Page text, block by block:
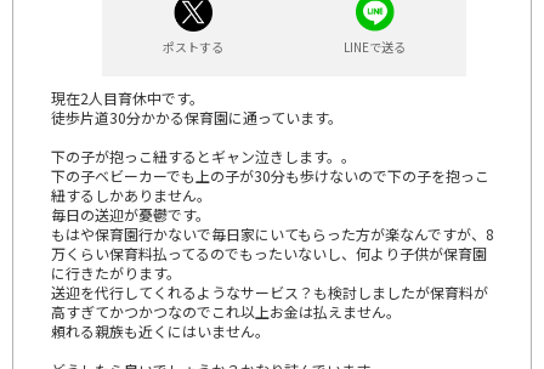
ポストする LINEで送る
現在2人目育休中です。
徒歩片道30分かかる保育園に通っています。
下の子が抱っこ紐するとギャン泣きします。。
下の子ベビーカーでも上の子が30分も歩けないので下の子を抱っこ
紐するしかありません。
毎日の送迎が憂鬱です。
もはや保育園行かないで毎日家にいてもらった方が楽なんですが、8
万くらい保育料払ってるのでもったいないし、何より子供が保育園
に行きたがります。
送迎を代行してくれるようなサービス？も検討しましたが保育料が
高すぎてかつかつなのでこれ以上お金は払えません。
頼れる親族も近くにはいません。